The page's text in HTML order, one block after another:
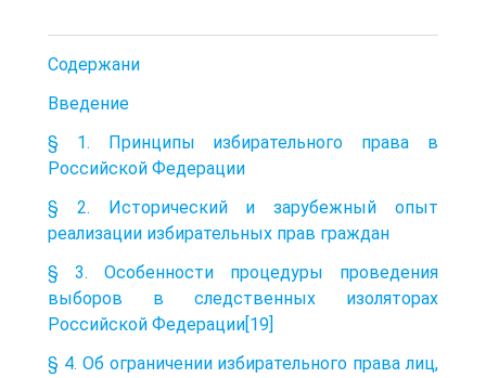
Содержани
Введение
§ 1. Принципы избирательного права в
Российской Федерации
§ 2. Исторический и зарубежный опыт
реализации избирательных прав граждан
§ 3. Особенности процедуры проведения
выборов в следственных изоляторах
Российской Федерации[19]
§ 4. Об ограничении избирательного права лиц,